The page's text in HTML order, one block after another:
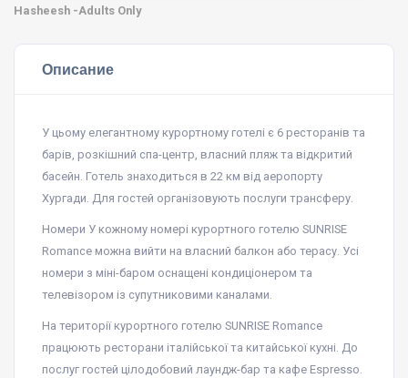
Hasheesh -Adults Only
Описание
У цьому елегантному курортному готелі є 6 ресторанів та
барів, розкішний спа-центр, власний пляж та відкритий
басейн. Готель знаходиться в 22 км від аеропорту
Хургади. Для гостей організовують послуги трансферу.
Номери У кожному номері курортного готелю SUNRISE
Romance можна вийти на власний балкон або терасу. Усі
номери з міні-баром оснащені кондиціонером та
телевізором із супутниковими каналами.
На території курортного готелю SUNRISE Romance
працюють ресторани італійської та китайської кухні. До
послуг гостей цілодобовий лаундж-бар та кафе Espresso.